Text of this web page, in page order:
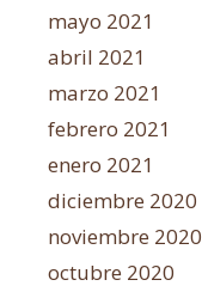
mayo 2021
abril 2021
marzo 2021
febrero 2021
enero 2021
diciembre 2020
noviembre 2020
octubre 2020